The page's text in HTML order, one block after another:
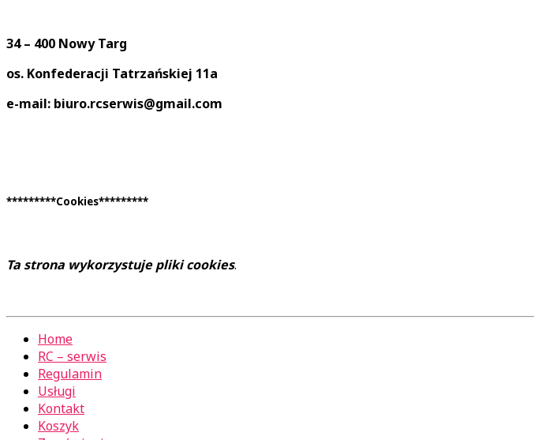
34 – 400 Nowy Targ
os. Konfederacji Tatrzańskiej 11a
e-mail: biuro.rcserwis@gmail.com
*********Cookies*********
Ta strona wykorzystuje pliki cookies.
Home
RC – serwis
Regulamin
Usługi
Kontakt
Koszyk